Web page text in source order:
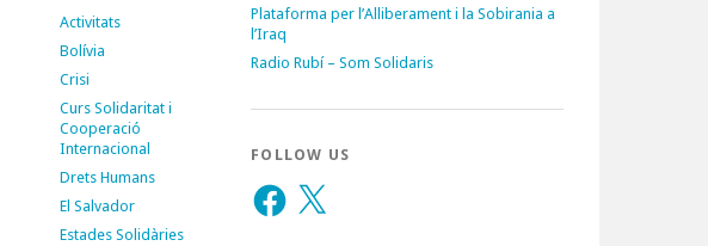
Activitats
Bolívia
Crisi
Curs Solidaritat i
Cooperació
Internacional
Drets Humans
El Salvador
Estades Solidàries
Plataforma per l’Alliberament i la Sobirania a
l’Iraq
Radio Rubí – Som Solidaris
FOLLOW US
Facebook
X